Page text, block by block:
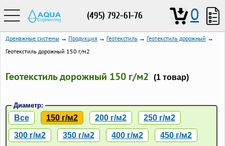
(495) 792-61-76 0
Дренажные системы → Продукция → Геотекстиль → Геотекстиль дорожный →
Геотекстиль дорожный 150 г/м2
Геотекстиль дорожный 150 г/м2 (1 товар)
Диаметр:
Все 150 г/м2 200 г/м2 250 г/м2
300 г/м2 350 г/м2 400 г/м2 450 г/м2